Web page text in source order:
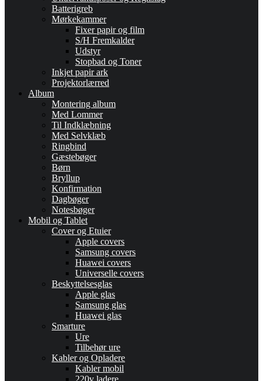
Batterigreb
Mørkekammer
Fixer papir og film
S/H Fremkalder
Udstyr
Stopbad og Toner
Inkjet papir ark
Projektorlærred
Album
Montering album
Med Lommer
Til Indklæbning
Med Selvklæb
Ringbind
Gæstebøger
Børn
Bryllup
Konfirmation
Dagbøger
Notesbøger
Mobil og Tablet
Cover og Etuier
Apple covers
Samsung covers
Huawei covers
Universelle covers
Beskyttelsesglas
Apple glas
Samsung glas
Huawei glas
Smarture
Ure
Tilbehør ure
Kabler og Opladere
Kabler mobil
220v ladere